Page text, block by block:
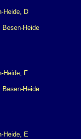
Heide
Heide